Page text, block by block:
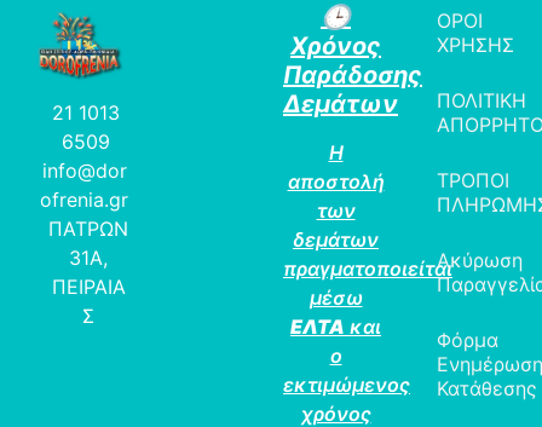
21 1013
6509
info@dor
ofrenia.gr
ΠΑΤΡΩΝ
31Α,
ΠΕΙΡΑΙΑ
Σ
🕒
Χρόνος
Παράδοσης
Δεμάτων
Η
αποστολή
των
δεμάτων
πραγματοποιείται
μέσω
ΕΛΤΑ και
ο
εκτιμώμενος
χρόνος
ΟΡΟΙ
ΧΡΗΣΗΣ
ΠΟΛΙΤΙΚΗ
ΤΡΟΠΟΙ
Ακύρωση
Φόρμα
Κατάθεσης